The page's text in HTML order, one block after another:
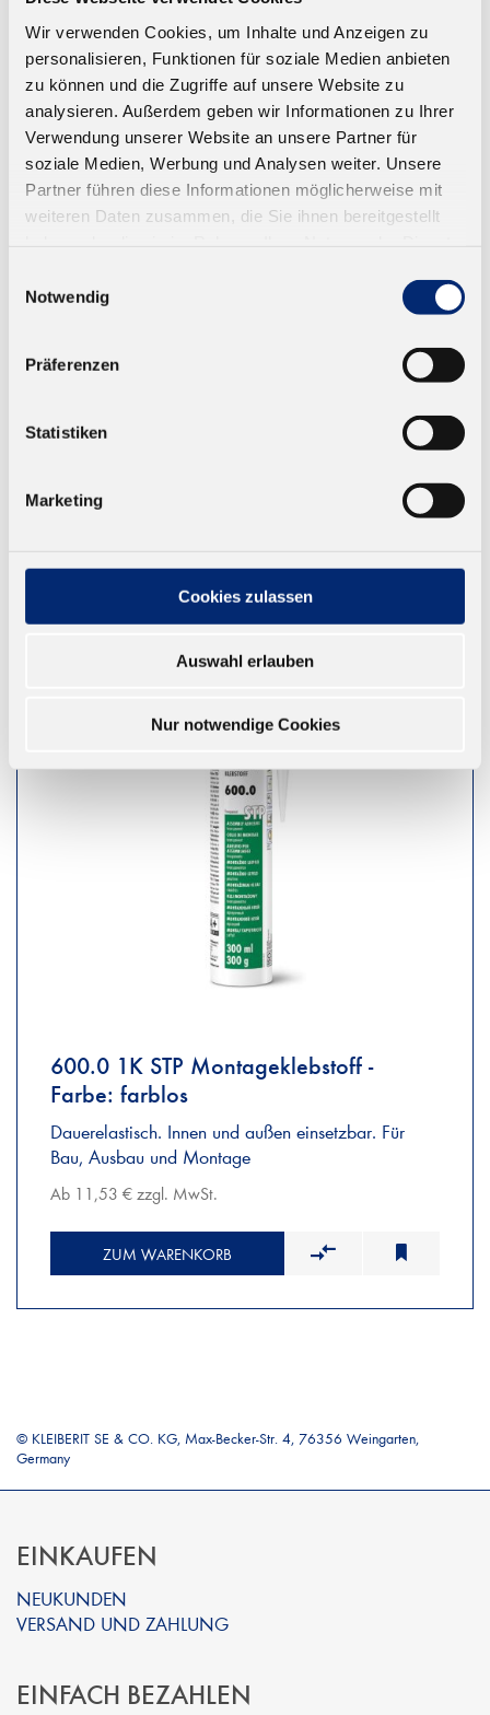
Wir verwenden Cookies, um Inhalte und Anzeigen zu
personalisieren, Funktionen für soziale Medien anbieten
zu können und die Zugriffe auf unsere Website zu
analysieren. Außerdem geben wir Informationen zu Ihrer
Verwendung unserer Website an unsere Partner für
soziale Medien, Werbung und Analysen weiter. Unsere
Partner führen diese Informationen möglicherweise mit
weiteren Daten zusammen, die Sie ihnen bereitgestellt
Notwendig
Präferenzen
Statistiken
Marketing
Cookies zulassen
Auswahl erlauben
Nur notwendige Cookies
569.0 1K PUR Montageklebstoff D4
Feuchtigkeitshärtender Bauklebstoff. Geprüft nach
EN 14257 (Watt 91). Farbe: transparent-opak.
600.0 1K STP Montageklebstoff -
Farbe: farblos
Dauerelastisch. Innen und außen einsetzbar. Für
Bau, Ausbau und Montage
Ab 11,53 € zzgl. MwSt.
ZUM WARENKORB
© KLEIBERIT SE & CO. KG, Max-Becker-Str. 4, 76356 Weingarten,
Germany
EINKAUFEN
NEUKUNDEN
VERSAND UND ZAHLUNG
EINFACH BEZAHLEN